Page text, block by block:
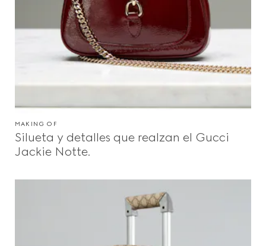
MAKING OF
Silueta y detalles que realzan el Gucci
Jackie Notte.